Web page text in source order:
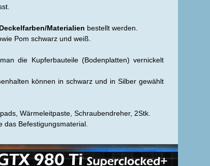
Materialien bestellt werden.
Pom schwarz und weiß.
die Kupferbauteile (Bodenplatten) vernickelt
können in schwarz und in Silber gewählt
Wärmeleitpaste, Schraubendreher, 2Stk.
das Befestigungsmaterial.